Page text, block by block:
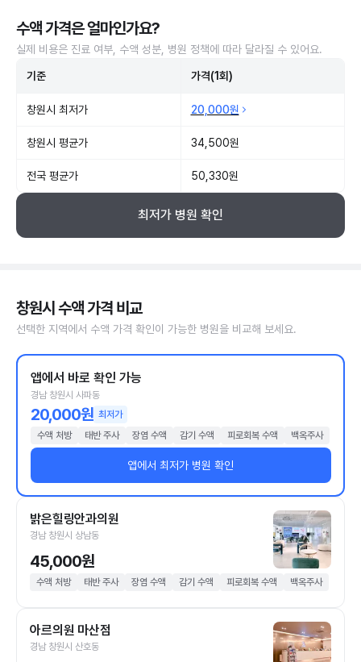
수액 가격은 얼마인가요?
실제 비용은 진료 여부, 수액 성분, 병원 정책에 따라 달라질 수 있어요.
기준 가격(1회)
창원시 최저가 20,000원
창원시 평균가 34,500원
전국 평균가 50,330원
최저가 병원 확인
창원시 수액 가격 비교
선택한 지역에서 수액 가격 확인이 가능한 병원을 비교해 보세요.
앱에서 바로 확인 가능
경남 창원시 사파동
20,000원 최저가
수액 처방
태반 주사 장염 수액 감기 수액 피로회복 수액 백옥주사
앱에서 최저가 병원 확인
밝은힐링안과의원
경남 창원시 상남동
45,000원
수액 처방 태반 주사 장염 수액 감기 수액 피로회복 수액 백옥주사
아르의원 마산점
경남 창원시 산호동